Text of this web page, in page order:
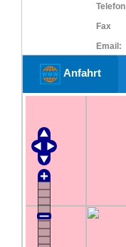
Telefon
Fax
Email:
Anfahrt